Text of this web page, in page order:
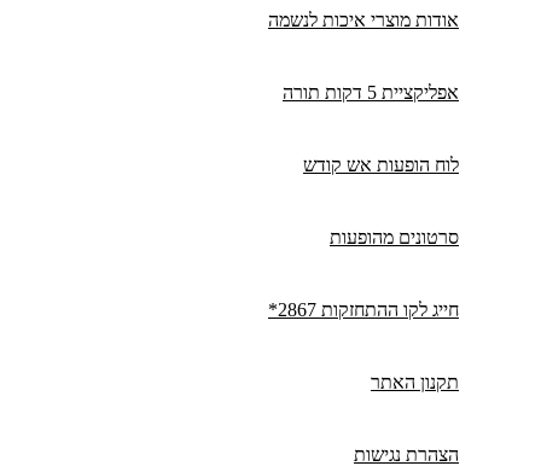
אודות מוצרי איכות לנשמה
אפליקציית 5 דקות תורה
לוח הופעות אש קודש
סרטונים מהופעות
חייג לקו ההתחזקות 2867*
תקנון האתר
הצהרת נגישות